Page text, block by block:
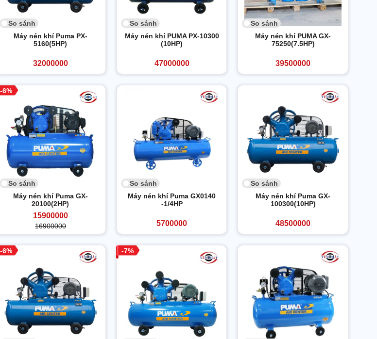
So sánh
Máy nén khí Puma PX-
5160(5HP)
32000000
So sánh
Máy nén khí PUMA PX-10300
(10HP)
47000000
So sánh
Máy nén khí PUMA GX-
75250(7.5HP)
39500000
6
So sánh
Máy nén khí Puma GX-
20100(2HP)
15900000
16900000
So sánh
Máy nén khí Puma GX0140
-1/4HP
5700000
So sánh
Máy nén khí Puma GX-
100300(10HP)
48500000
6 7